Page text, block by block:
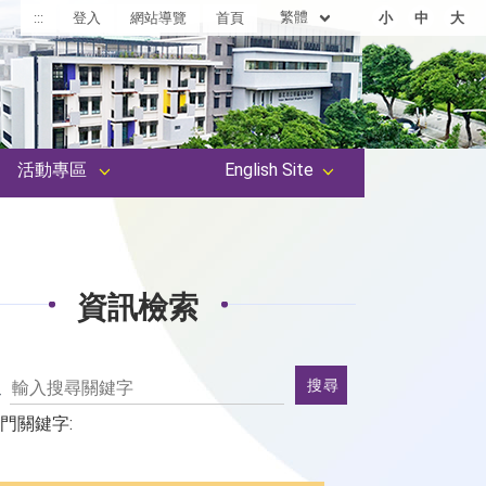
::: 登入 網站導覽 首頁 繁體 小 中 大
活動專區 English Site
資訊檢索
輸
入
搜
搜尋
關鍵字: